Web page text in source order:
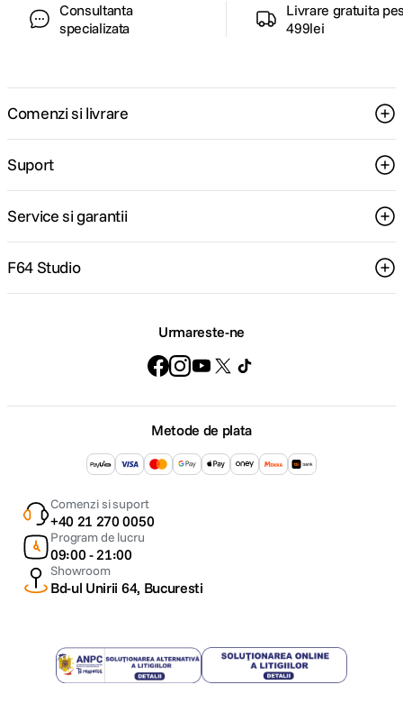
Consultanta
specializata
Livrare gratuita
499lei
Comenzi si livrare
Suport
Service si garantii
F64 Studio
Urmareste-ne
Metode de plata
Comenzi si suport
+40 21 270 0050
Program de lucru
09:00 - 21:00
Showroom
Bd-ul Unirii 64, Bucuresti